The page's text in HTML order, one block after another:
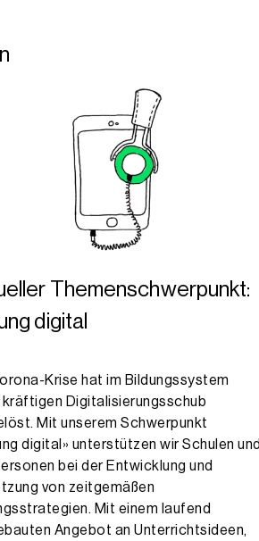
Themenschwerpunkt:
digital
Krise hat im Bildungssystem
kräftigen Digitalisierungsschub
Mit unserem Schwerpunkt
digital» unterstützen wir Schulen und
bei der Entwicklung und
von zeitgemäßen
Mit einem laufend
Angebot an Unterrichtsideen,